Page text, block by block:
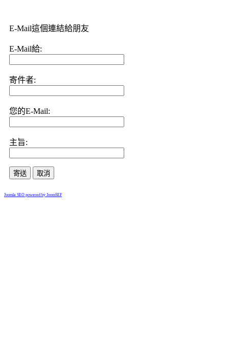
E-Mail這個連結給朋友
E-Mail給:
寄件者:
您的E-Mail:
主旨:
寄送 取消
Joomla SEO powered by JoomSEF